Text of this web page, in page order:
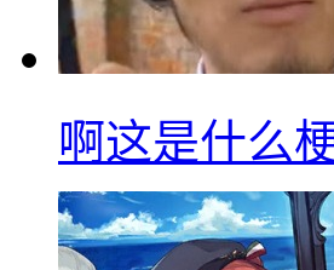
啊这是什么